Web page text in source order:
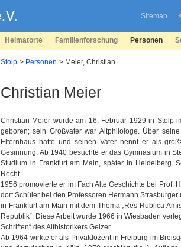
Sitemap
Heimatorte Familienforschung Personen
Stolp Personen Meier, Christian
Christian Meier
Christian Meier wurde am 16. Februar 1929 in Stolp
geboren; sein Großvater war Altphilologe. Über
Elternhaus hatte und seinen Vater nennt er als
Gesinnung. Ab 1940 besuchte er das Gymnasium in
Studium in Frankfurt am Main, später in Heidelberg.
Recht.
1956 promovierte er im Fach Alte Geschichte bei Prof.
dort Schüler bei den Professoren Hermann
in Frankfurt am Main mit dem Thema „Res Rublica
Republik“. Diese Arbeit wurde 1966 in Wiesbaden
Schriften“ des Althistorikers Gelzer.
Ab 1964 wirkte er als Privatdozent in Freiburg im